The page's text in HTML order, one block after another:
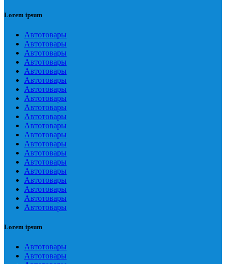
Lorem ipsum
Автотовары
Автотовары
Автотовары
Автотовары
Автотовары
Автотовары
Автотовары
Автотовары
Автотовары
Автотовары
Автотовары
Автотовары
Автотовары
Автотовары
Автотовары
Автотовары
Автотовары
Автотовары
Автотовары
Автотовары
Lorem ipsum
Автотовары
Автотовары